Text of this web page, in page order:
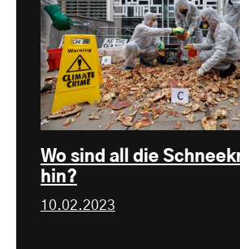
Wo sind all die
hin?
10.02.2023